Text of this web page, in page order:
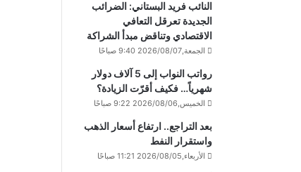
النائب فريد البستاني: الضرائب
الجديدة تعرقل التعافي
الاقتصادي وتناقض مبدأ الشراكة
الجمعة,2026/08/07 9:40 صباحًا
رواتب النواب إلى 5 آلاف دولار
شهرياً… فكيف أقرّت الزيادة؟
الخميس,2026/08/06 9:22 صباحًا
بعد التراجع.. ارتفاع أسعار الذهب
واستقرار النفط
الأربعاء,2026/08/05 11:21 صباحًا